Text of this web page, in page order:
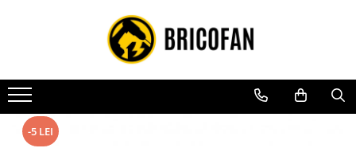
Toate Produsele
Vehicule electrice
Atv
Cu permis
-5 LEI